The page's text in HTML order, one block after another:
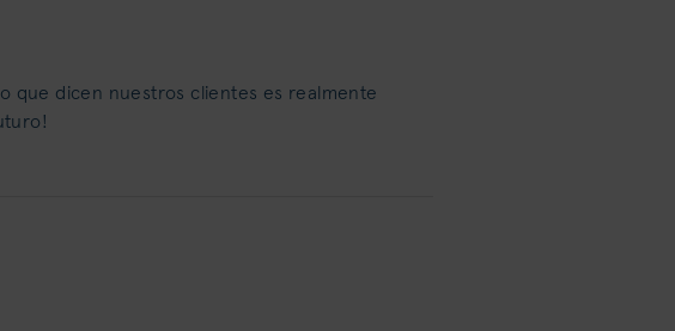
que dicen nuestros clientes es realmente